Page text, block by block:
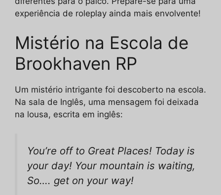
experiência de roleplay ainda mais envolvente!
Mistério na Escola de
Brookhaven RP
Um mistério intrigante foi descoberto na escola.
Na sala de Inglês, uma mensagem foi deixada
na lousa, escrita em inglês:
You’re off to Great Places! Today is
your day! Your mountain is waiting,
So…. get on your way!